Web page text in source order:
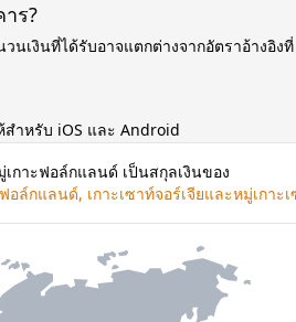
ร?
นเงินที่ได้รับอาจแตกต่างจากอัตราอ้างอิงที่
สำหรับ iOS และ Android
กาะฟอล์กแลนด์ เป็นสกุลเงินของ
อล์กแลนด์, เกาะเซาท์จอร์เจียและหมู่เกาะ